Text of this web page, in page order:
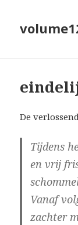
De
Tijdens
en vrij
Vanaf
zachter